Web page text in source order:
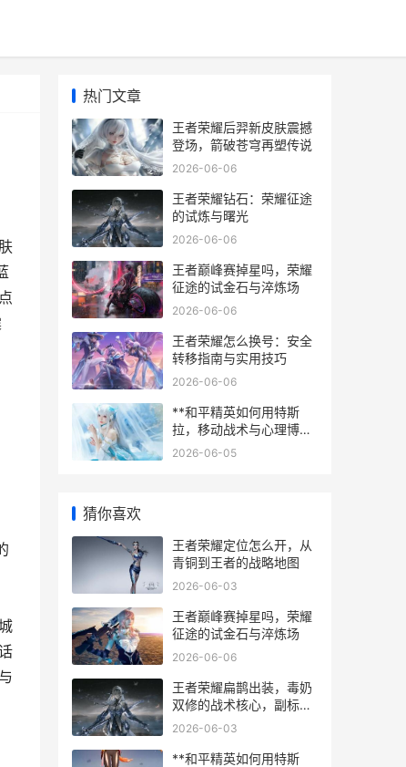
热门文章
王者荣耀后羿新皮肤震撼
登场，箭破苍穹再塑传说
2026-06-06
王者荣耀钻石：荣耀征途
的试炼与曙光
2026-06-06
王者巅峰赛掉星吗，荣耀
征途的试金石与淬炼场
2026-06-06
王者荣耀怎么换号：安全
转移指南与实用技巧
2026-06-06
**和平精英如何用特斯
拉，移动战术与心理博弈
的革新**
2026-06-05
猜你喜欢
王者荣耀定位怎么开，从
青铜到王者的战略地图
2026-06-03
王者巅峰赛掉星吗，荣耀
征途的试金石与淬炼场
2026-06-06
王者荣耀扁鹊出装，毒奶
双修的战术核心，副标
题，掌控战场节奏的生命
2026-06-03
**和平精英如何用特斯